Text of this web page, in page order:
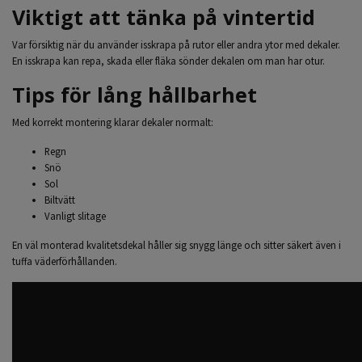
Viktigt att tänka på vintertid
Var försiktig när du använder isskrapa på rutor eller andra ytor med dekaler.
En isskrapa kan repa, skada eller fläka sönder dekalen om man har otur.
Tips för lång hållbarhet
Med korrekt montering klarar dekaler normalt:
Regn
Snö
Sol
Biltvätt
Vanligt slitage
En väl monterad kvalitetsdekal håller sig snygg länge och sitter säkert även i
tuffa väderförhållanden.